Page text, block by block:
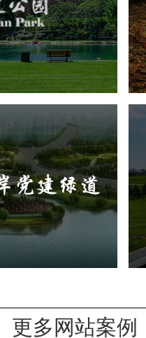
智能
智慧公园
台
AR太极
党建绿道
智能
智慧公园
能大数据平台
更多网站案例